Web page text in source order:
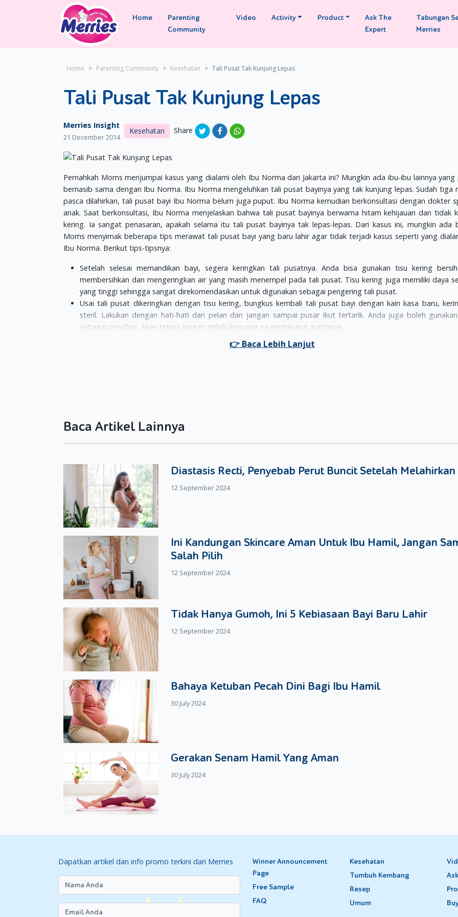
Home
Parenting
Community
Video Activity Product
Ask The
Expert
Tabungan
Merries
Home Parenting Community Kesehatan Tali Pusat Tak Kunjung Lepas
Tali Pusat Tak Kunjung Lepas
Merries Insight
21 December 2014
Kesehatan Share
Pernahkah Moms menjumpai kasus yang dialami oleh Ibu Norma dari Jakarta ini? Mungkin ada ibu-ibu lainnya yang
bernasib sama dengan Ibu Norma. Ibu Norma mengeluhkan tali pusat bayinya yang tak kunjung lepas. Sudah tiga
pasca dilahirkan, tali pusat bayi Ibu Norma belum juga puput. Ibu Norma kemudian berkonsultasi dengan dokter
anak. Saat berkonsultasi, Ibu Norma menjelaskan bahwa tali pusat bayinya berwarna hitam kehijauan dan tidak
kering. Ia sangat penasaran, apakah selama itu tali pusat bayinya tak lepas-lepas. Dari kasus ini, mungkin ada
Moms menyimak beberapa tips merawat tali pusat bayi yang baru lahir agar tidak terjadi kasus seperti yang
Ibu Norma. Berikut tips-tipsnya:
Setelah selesai memandikan bayi, segera keringkan tali pusatnya. Anda bisa gunakan tisu kering
membersihkan dan mengeringkan air yang masih menempel pada tali pusat. Tisu kering juga memiliki daya
yang tinggi sehingga sangat direkomendasikan untuk digunakan sebagai pengering tali pusat.
Usai tali pusat dikeringkan dengan tisu kering, bungkus kembali tali pusat bayi dengan kain kasa baru,
steril. Lakukan dengan hati-hati dan pelan dan jangan sampai pusar ikut tertarik. Anda juga boleh
sebagai penahan. Akan tetapi jangan terlalu kencang ya memasang guritanya.
yodiumnya dapat masuk ke dalam aliran darah si bayi. Zat yodium yang masuk ke dalam aliran darah
Semoga tips-tips di atas bermanfaat bagi anda semua Moms.
Baca Artikel Lainnya
Diastasis Recti, Penyebab Perut Buncit Setelah Melahirkan
12 September 2024
Ini Kandungan Skincare Aman Untuk Ibu Hamil, Jangan
Salah Pilih
12 September 2024
Tidak Hanya Gumoh, Ini 5 Kebiasaan Bayi Baru Lahir
12 September 2024
Bahaya Ketuban Pecah Dini Bagi Ibu Hamil
30 July 2024
Gerakan Senam Hamil Yang Aman
30 July 2024
Dapatkan artikel dan info promo terkini dari Merries
Winner Announcement
Page
Free Sample
FAQ
Kesehatan
Tumbuh Kembang
Resep
Umum